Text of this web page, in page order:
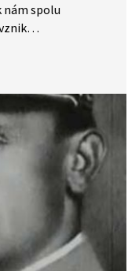
nám spolu